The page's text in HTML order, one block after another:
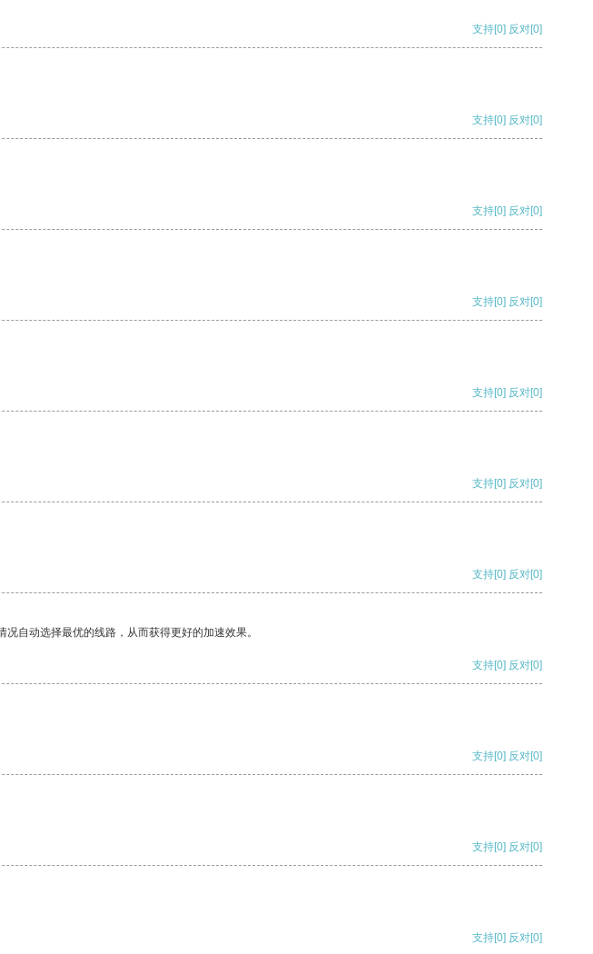
支持[0] 反对[0]
支持[0] 反对[0]
支持[0] 反对[0]
支持[0] 反对[0]
支持[0] 反对[0]
支持[0] 反对[0]
支持[0] 反对[0]
自动选择最优的线路，从而获得更好的加速效果。
支持[0] 反对[0]
支持[0] 反对[0]
支持[0] 反对[0]
支持[0] 反对[0]